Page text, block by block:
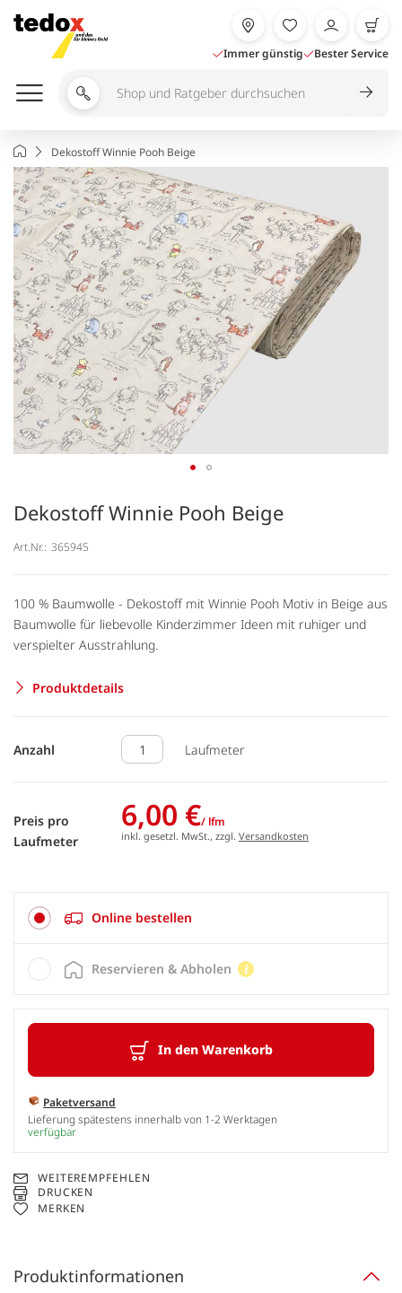
Inhalt
springen
Immer günstig Bester Service
Shop
Ratgeber
durchsuchen
StartseiteDekostoff Winnie Pooh Beige
Dekostoff Winnie Pooh Beige
Art.Nr.: 365945
100 % Baumwolle - Dekostoff mit Winnie Pooh Motiv in Beige aus
Baumwolle für liebevolle Kinderzimmer Ideen mit ruhiger und
verspielter Ausstrahlung.
Produktdetails
Anzahl Laufmeter
Preis pro
Laufmeter
6,00 €/ lfm
inkl. gesetzl. MwSt., zzgl. Versandkosten
Online bestellen
In den Warenkorb
Paketversand
Lieferung spätestens innerhalb von 1-2 Werktagen
verfügbar
Reservieren & Abholen
WEITEREMPFEHLEN
DRUCKEN
MERKEN
Produktinformationen